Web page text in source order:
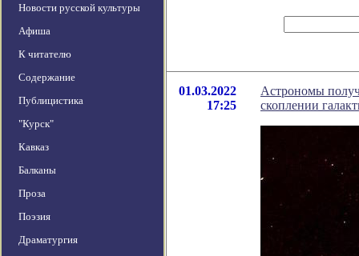
Новости русской культуры
Афиша
К читателю
Содержание
Публицистика
"Курск"
Кавказ
Балканы
Проза
Поэзия
Драматургия
01.03.2022
17:25
Астрономы
скоплении